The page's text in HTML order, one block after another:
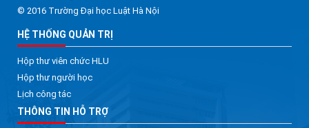
© 2016 Trường Đại học Luật Hà Nội
HỆ THỐNG QUẢN TRỊ
Hộp thư viên chức HLU
Hộp thư người học
Lịch công tác
THÔNG TIN HỖ TRỢ